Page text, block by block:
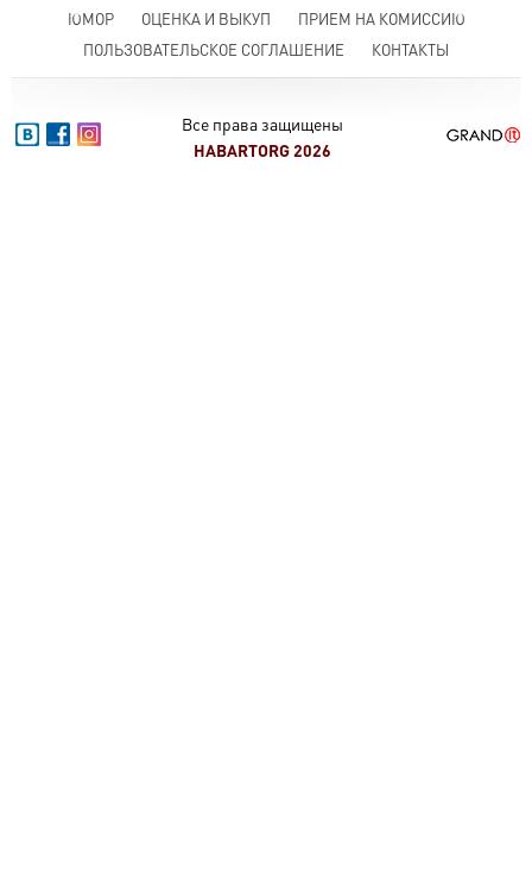
ЮМОР
ОЦЕНКА И ВЫКУП
ПРИЕМ НА КОМИССИЮ
ПОЛЬЗОВАТЕЛЬСКОЕ СОГЛАШЕНИЕ
КОНТАКТЫ
Все права защищены
HABARTORG 2026